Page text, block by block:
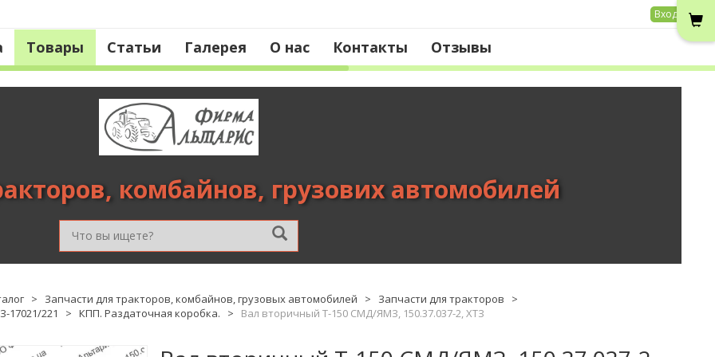
Вход
Товары Статьи Галерея О нас Контакты Отзывы
комбайнов, грузових автомобилей
> Запчасти для тракторов, комбайнов, грузовых автомобилей > Запчасти для тракторов
>
17021/221
> КПП. Раздаточная коробка. > Вал вторичный Т-150 СМД/ЯМЗ, 150.37.037-2, ХТЗ